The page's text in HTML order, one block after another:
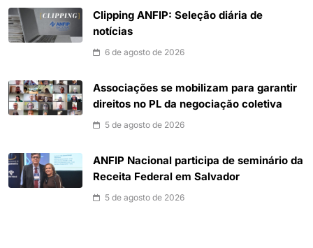
Clipping ANFIP: Seleção diária de
notícias
6 de agosto de 2026
Associações se mobilizam para garantir
direitos no PL da negociação coletiva
5 de agosto de 2026
ANFIP Nacional participa de seminário da
Receita Federal em Salvador
5 de agosto de 2026